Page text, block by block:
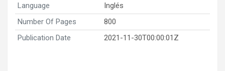
Language
Inglés
Number Of Pages
800
Publication Date
2021-11-30T00:00:01Z